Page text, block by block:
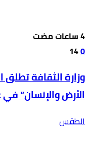
0
14
وزارة الثقافة تطلق
الأرض والإنسان”
الطقس